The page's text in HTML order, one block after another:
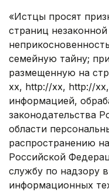
«Истцы просят
страниц
семейную тайну;
размещенную на
хх, http://хх, http://
информацией,
законодательства
области
распространению
Российской
службу по надзору
информационных